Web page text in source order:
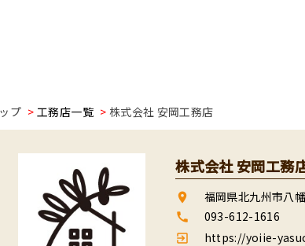
プ 工務店一覧 株式会社 安岡工務店
株式会社 安岡工務
room 福岡県北九州市八
call 093-612-1616
exit_to_app https://yoiie-